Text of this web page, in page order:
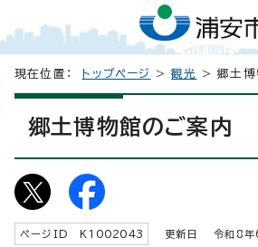
現在位置： トップページ >観光 > 郷土博
郷土博物館のご案内
ページID K 1002043 更新日 令和8